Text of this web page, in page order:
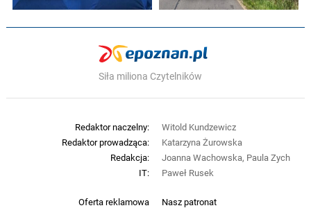
Siła miliona Czytelników
Oferta reklamowa
Nasz patronat
Redaktor naczelny:
Witold Kundzewicz
Redaktor prowadząca:
Katarzyna Żurowska
Redakcja:
Joanna Wachowska, Paula Zych
IT:
Paweł Rusek